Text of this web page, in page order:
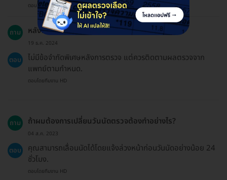
ตอบโดยทีมงาน HD
ถาม หลังจากการตรวจควรหลีกเลี่ยงอะไรบ้าง?
19 ธ.ค. 2024
ตอบ
ไม่มีข้อจำกัดพิเศษหลังการตรวจ แต่ควรติดตามผลตรวจจาก
แพทย์ตามกำหนด.
ตอบโดยทีมงาน HD
ถาม ถ้าผมต้องการเปลี่ยนวันนัดตรวจต้องทำอย่างไร?
04 ส.ค. 2023
ตอบ
คุณสามารถเลื่อนนัดได้โดยแจ้งล่วงหน้าก่อนวันนัดอย่างน้อย 24
ชั่วโมง.
ตอบโดยทีมงาน HD